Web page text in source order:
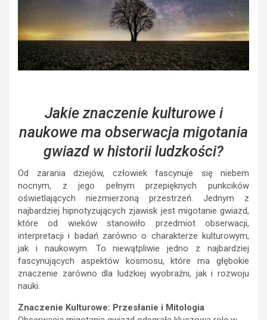
Jakie znaczenie kulturowe i
naukowe ma obserwacja migotania
gwiazd w historii ludzkości?
Od zarania dziejów, człowiek fascynuje się niebem
nocnym, z jego pełnym przepięknych punkcików
oświetlających niezmierzoną przestrzeń. Jednym z
najbardziej hipnotyzujących zjawisk jest migotanie gwiazd,
które od wieków stanowiło przedmiot obserwacji,
interpretacji i badań zarówno o charakterze kulturowym,
jak i naukowym. To niewątpliwie jedno z najbardziej
fascynujących aspektów kosmosu, które ma głębokie
znaczenie zarówno dla ludzkiej wyobraźni, jak i rozwoju
nauki.
Znaczenie Kulturowe: Przesłanie i Mitologia